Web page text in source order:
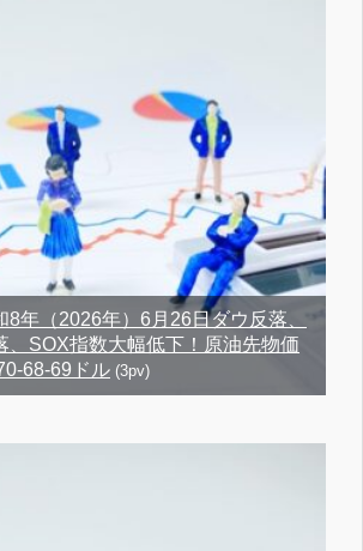
8年（2026年）6月26日ダウ反落、
、SOX指数大幅低下！原油先物価
68-69ドル (3pv)